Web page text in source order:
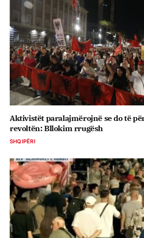
Aktivistët paralajmërojnë se do të
revoltën: Bllokim rrugësh
SHQIPËRI